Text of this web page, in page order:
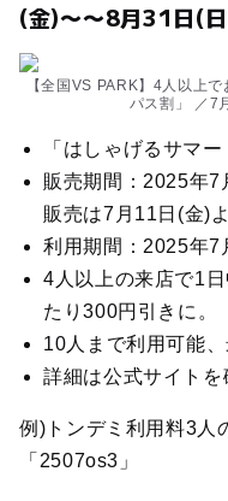
(金)〜〜8月31日(
【全国VS PARK】4人以上
パス割」 ／7
「はしゃげるサマ
販売期間：2025年
販売は7月11日(金)
利用期間：2025年7
4人以上の来店で1
たり300円引きに。
10人まで利用可能
詳細は公式サイトを
例)トンデミ利用料3人
「2507os3」